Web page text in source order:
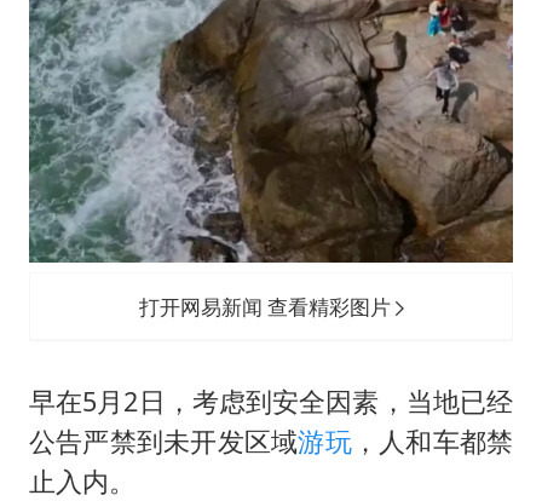
打开网易新闻 查看精彩图片
早在5月2日，考虑到安全因素，当地已经
公告严禁到未开发区域游玩，人和车都禁
止入内。